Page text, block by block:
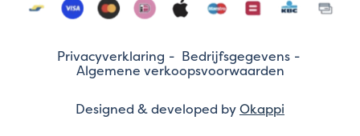
Privacyverklaring
Bedrijfsgegevens
Algemene verkoopsvoorwaarden
Designed & developed byOkappi